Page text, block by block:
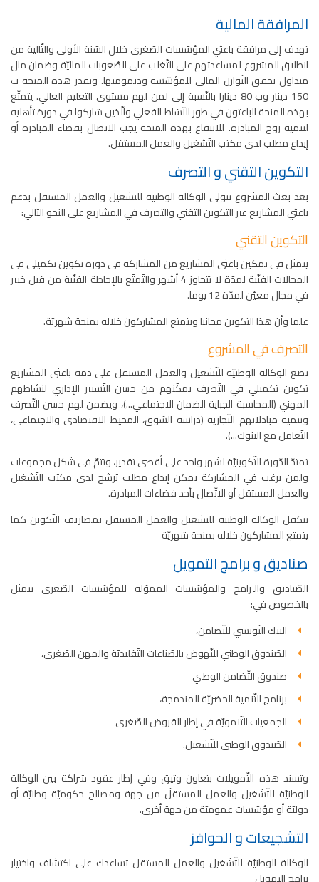
المرافقة المالية
تهدف إلى مرافقة باعثي المؤسّسات الصّغرى خلال السّنة الأولى والتّالية من
انطلاق المشروع لمساعدتهم على التّغلب على الصّعوبات الماليّة وضمان مال
متداول يحقق التّوازن المالي للمؤسّسة وديمومتها. وتقدر هذه المنحة ب
150 دينار وب 80 دينارا بالنّسبة إلى لمن لهم مستوى التعليم العالي. يتمتّع
بهذه المنحة الباعثون في طور النّشاط الفعلي والّذين شاركوا في دورة تأهليه
لتنمية روح المبادرة. للانتفاع بهذه المنحة يجب الاتصال بفضاء المبادرة أو
إيداع مطلب لدى مكتب التّشغيل والعمل المستقل.
التكوين التقني و التصرف
بعد بعث المشروع تتولى الوكالة الوطنية للتشغيل والعمل المستقل بدعم
باعثي المشاريع عبر التكوين التقني والتصرف في المشاريع على النحو التالي:
التكوين التقني
يتمثل في تمكين باعثي المشاريع من المشاركة في دورة تكوين تكميلي في
المجالات الفنّية لمدّة لا تتجاوز 4 أشهر والتّمتّع بالإحاطة الفنّية من قبل خبير
في مجال معيّن لمدّة 12 يوما.
علما وأن هذا التكوين مجانيا ويتمتع المشاركون خلاله بمنحة شهريّة.
التصرف في المشروع
تضع الوكالة الوطنيّة للتّشغيل والعمل المستقل على ذمة باعثي المشاريع
تكوين تكميلي في التّصرف يمكّنهم من حسن التّسيير الإداري لنشاطهم
المهني (المحاسبة الجباية الضمان الاجتماعي...)، ويضمن لهم حسن التّصرف
وتنمية مبادلاتهم التّجارية (دراسة السّوق، المحيط الاقتصادي والاجتماعي،
التّعامل مع البنوك...).
تمتدّ الدّورة التّكوينيّة لشهر واحد على أقصى تقدير، وتتمّ في شكل مجموعات
ولمن يرغب في المشاركة يمكن إيداع مطلب ترشح لدى مكتب التّشغيل
والعمل المستقل أو الاتّصال بأحد فضاءات المبادرة.
تتكفل الوكالة الوطنية للتشغيل والعمل المستقل بمصاريف التّكوين كما
يتمتع المشاركون خلاله بمنحة شهريّة
صناديق و برامج التمويل
الصّناديق والبرامج والمؤسّسات المموّلة للمؤسّسات الصّغرى تتمثل
بالخصوص في:
البنك التّونسي للتّضامن،
الصّندوق الوطني للنّهوض بالصّناعات التّقليديّة والمهن الصّغرى،
صندوق التّضامن الوطني
برنامج التّنمية الحضريّة المندمجة،
الجمعيات التّنمويّة في إطار القروض الصّغرى
الصّندوق الوطني للتّشغيل.
وتسند هذه التّمويلات بتعاون وثيق وفي إطار عقود شراكة بين الوكالة
الوطنيّة للتّشغيل والعمل المستقلّ من جهة ومصالح حكوميّة وطنيّة أو
دوليّة أو مؤسّسات عموميّة من جهة أخرى.
التشجيعات و الحوافز
الوكالة الوطنيّة للتّشغيل والعمل المستقل تساعدك على اكتشاف واختيار